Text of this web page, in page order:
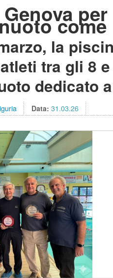
la
tra gli 8
dedicato
Data: 31.03.26